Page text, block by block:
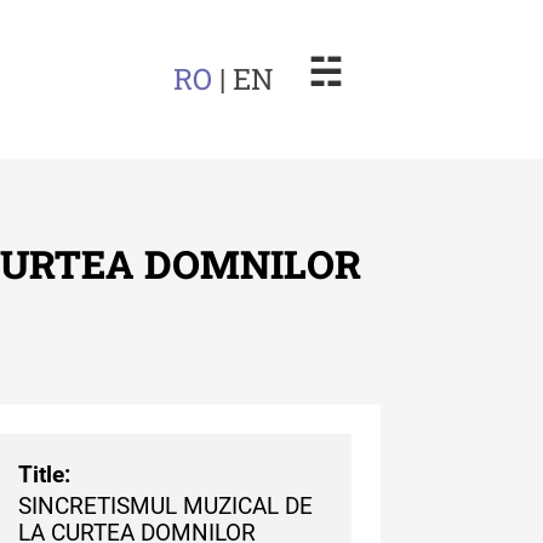
RO | EN ☵
Moldovei - XXII / 2022
Muzeului Etnografic
DOMNILOR
Title:
SINCRETISMUL MUZICAL DE
LA CURTEA DOMNILOR